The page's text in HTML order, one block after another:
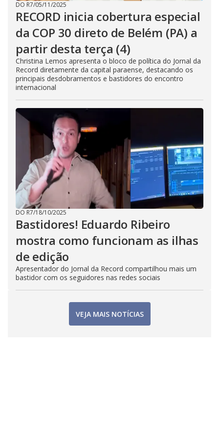
DO R7/05/11/2025
RECORD inicia cobertura especial
da COP 30 direto de Belém (PA) a
partir desta terça (4)
Christina Lemos apresenta o bloco de política do Jornal da
Record diretamente da capital paraense, destacando os
principais desdobramentos e bastidores do encontro
internacional
DO R7/18/10/2025
Bastidores! Eduardo Ribeiro
mostra como funcionam as ilhas
de edição
Apresentador do Jornal da Record compartilhou mais um
bastidor com os seguidores nas redes sociais
VEJA MAIS NOTÍCIAS